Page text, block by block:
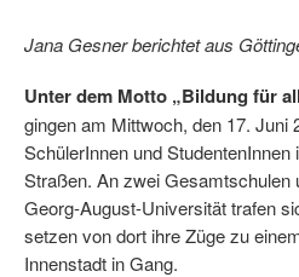
Jana Gesner berichtet aus
Unter dem Motto „Bildung für
gingen am Mittwoch, den 17. Juni
SchülerInnen und StudentenInnen
Straßen. An zwei Gesamtschulen
Georg-August-Universität trafen
setzen von dort ihre Züge zu
Innenstadt in Gang.